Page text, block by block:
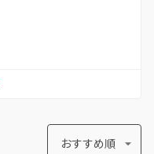
おすすめ順